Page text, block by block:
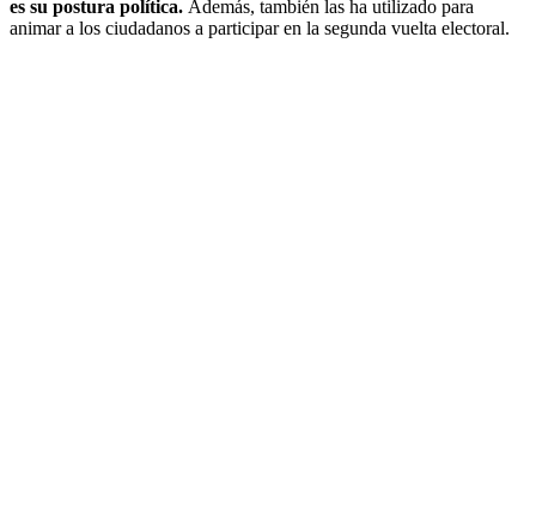
es su postura política. Además, también las ha utilizado para
animar a los ciudadanos a participar en la segunda vuelta electoral.